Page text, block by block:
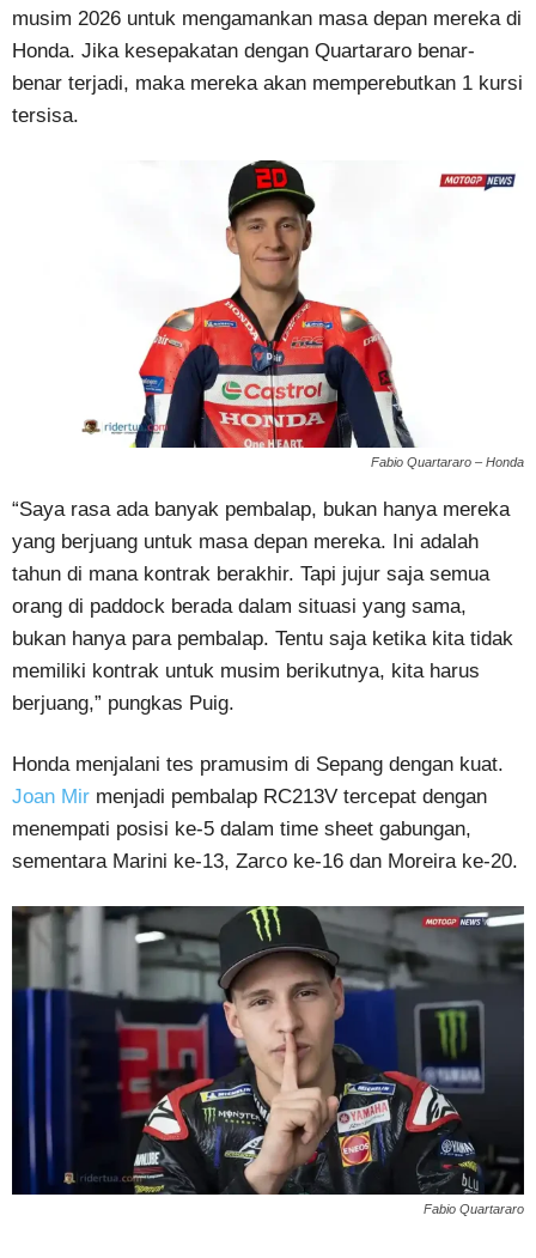
musim 2026 untuk mengamankan masa depan mereka di
Honda. Jika kesepakatan dengan Quartararo benar-
benar terjadi, maka mereka akan memperebutkan 1 kursi
tersisa.
Fabio Quartararo – Honda
“Saya rasa ada banyak pembalap, bukan hanya mereka
yang berjuang untuk masa depan mereka. Ini adalah
tahun di mana kontrak berakhir. Tapi jujur ​​saja semua
orang di paddock berada dalam situasi yang sama,
bukan hanya para pembalap. Tentu saja ketika kita tidak
memiliki kontrak untuk musim berikutnya, kita harus
berjuang,” pungkas Puig.
Honda menjalani tes pramusim di Sepang dengan kuat.
Joan Mir menjadi pembalap RC213V tercepat dengan
menempati posisi ke-5 dalam time sheet gabungan,
sementara Marini ke-13, Zarco ke-16 dan Moreira ke-20.
Fabio Quartararo